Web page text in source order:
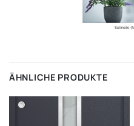
ÄHNLICHE PRODUKTE